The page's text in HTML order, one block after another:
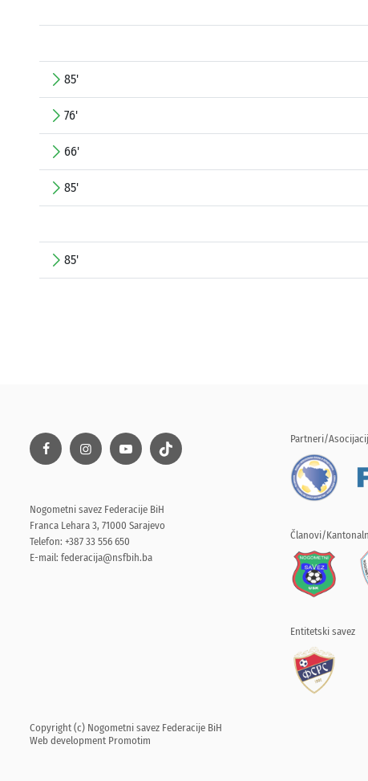
85'
76'
66'
85'
85'
Nogometni savez Federacije BiH
Franca Lehara 3, 71000 Sarajevo
Telefon: +387 33 556 650
E-mail: federacija@nsfbih.ba
Partneri/
Članovi/
Entitetski savez
Copyright (c) Nogometni savez Federacije BiH
Web development Promotim